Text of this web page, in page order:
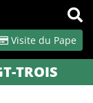
Visite du Pape
OK
TROIS